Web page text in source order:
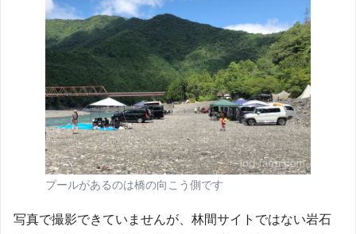
プールがあるのは橋の向こう側です
写真で撮影できていませんが、林間サイトではない岩石